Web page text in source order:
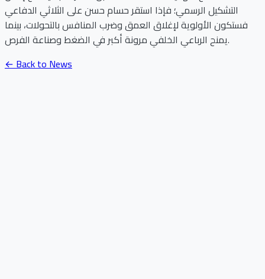
التشكيل الرسمي؛ فإذا استقر حسام حسن على الثلاثي الدفاعي
فستكون الأولوية لإغلاق العمق وضرب المنافس بالتحولات، بينما
يمنح الرباعي الخلفي مرونة أكبر في الضغط وصناعة الفرص.
← Back to News